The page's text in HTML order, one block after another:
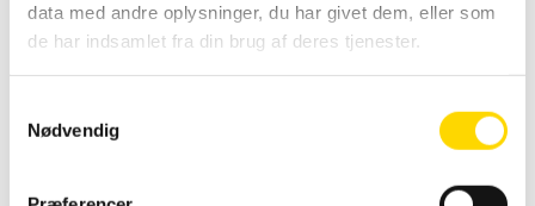
data med andre oplysninger, du har givet dem, eller som
de har indsamlet fra din brug af deres tjenester.
Nødvendig
Excl. levering – sprit –Tilkøb her
Incl. 230V adapter – input: 100-240V – out: 6V2A
Køb før kl. 14 og
modtag varen dagen